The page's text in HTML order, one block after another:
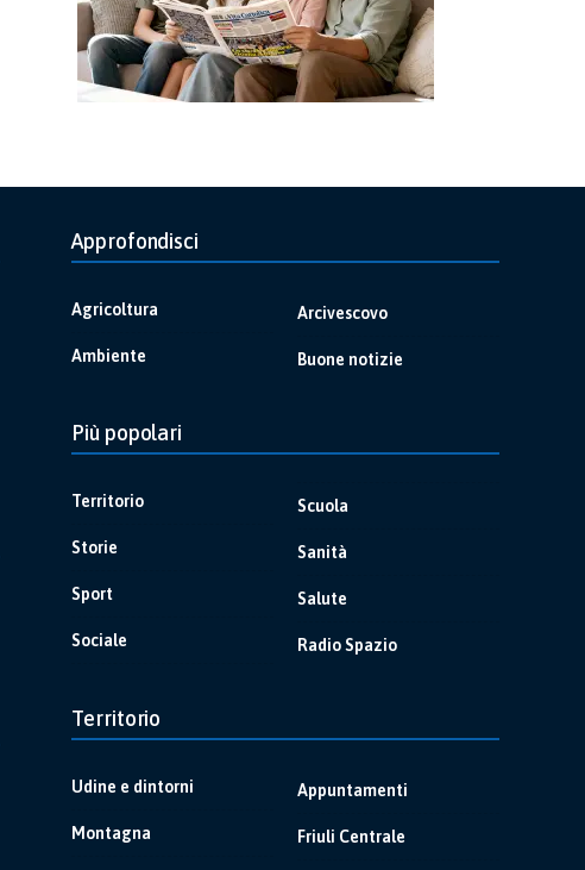
Approfondisci
Agricoltura
Ambiente
Arcivescovo
Buone notizie
Più popolari
Territorio
Storie
Sport
Sociale
Scuola
Sanità
Salute
Radio Spazio
Territorio
Udine e dintorni
Montagna
Appuntamenti
Friuli Centrale